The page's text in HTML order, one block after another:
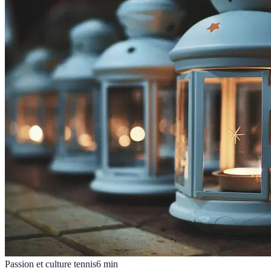
Passion et culture tennis6 min